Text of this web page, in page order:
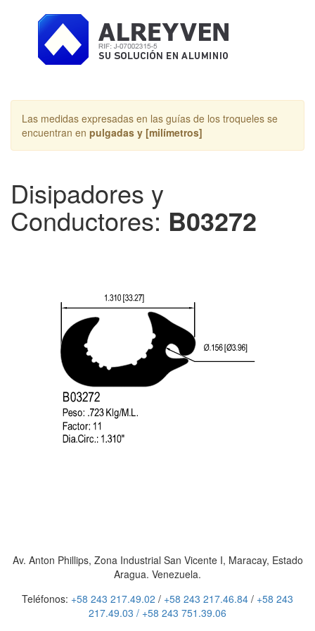
navigation
Las medidas expresadas en las guías de los troqueles se
encuentran en pulgadas y [milímetros]
Disipadores y
Conductores: B03272
Av. Anton Phillips, Zona Industrial San Vicente I, Maracay, Estado
Aragua. Venezuela.
Teléfonos: +58 243 217.49.02 / +58 243 217.46.84 / +58 243
217.49.03 / +58 243 751.39.06